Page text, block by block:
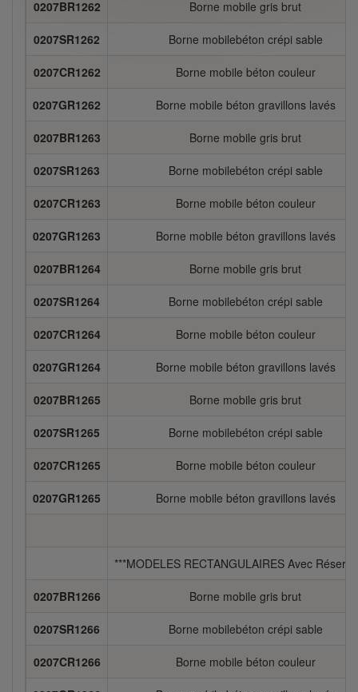
0207BR1262 Borne mobile gris brut
0207SR1262 Borne mobilebéton crépi sable
0207CR1262 Borne mobile béton couleur
0207GR1262 Borne mobile béton gravillons lavés
0207BR1263 Borne mobile gris brut
0207SR1263 Borne mobilebéton crépi sable
0207CR1263 Borne mobile béton couleur
0207GR1263 Borne mobile béton gravillons lavés
0207BR1264 Borne mobile gris brut
0207SR1264 Borne mobilebéton crépi sable
0207CR1264 Borne mobile béton couleur
0207GR1264 Borne mobile béton gravillons lavés
0207BR1265 Borne mobile gris brut
0207SR1265 Borne mobilebéton crépi sable
0207CR1265 Borne mobile béton couleur
0207GR1265 Borne mobile béton gravillons lavés
***MODELES RECTANGULAIRES Avec
0207BR1266 Borne mobile gris brut
0207SR1266 Borne mobilebéton crépi sable
0207CR1266 Borne mobile béton couleur